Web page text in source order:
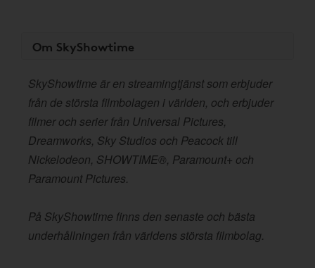
Om SkyShowtime
SkyShowtime är en streamingtjänst som erbjuder
från de största filmbolagen i världen, och erbjuder
filmer och serier från Universal Pictures,
Dreamworks, Sky Studios och Peacock till
Nickelodeon, SHOWTIME®, Paramount+ och
Paramount Pictures.
På SkyShowtime finns den senaste och bästa
underhållningen från världens största filmbolag.